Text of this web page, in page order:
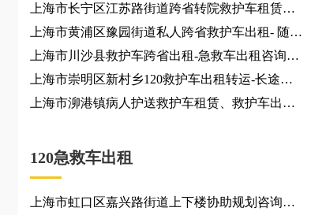
哪些职责？救护车出租
上海市长宁区江苏路街道跨省转院救护车租赁，
就近派车
上海市黄浦区豫园街道私人跨省救护车出租- 随时
派车全国护送
上海市川沙县救护车跨省出租-急救车出租咨询电
话，按公里收费
上海市崇明区新村乡120救护车出租转运-长途医
疗转运车出租，全国各地都有车
上海市泖港镇病人护送救护车租赁、救护车出租
120急救车出租
上海市虹口区嘉兴路街道上下楼协助规划咨询服